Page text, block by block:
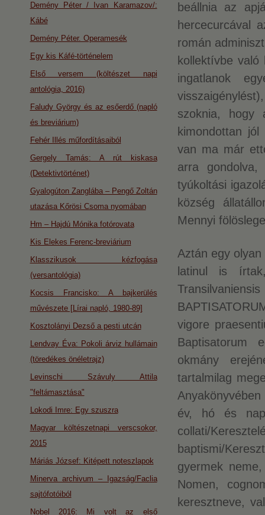
beállnia az
hercecurcával
román
kollektívbe
ingatlanok
szoknia, hogy
kimondottan
van ma már
arra
tyúkoltási
község
Mennyi
Aztán egy
latinul is
vigore
Baptisatorum
okmány
tartalmilag
év, hó és
collati/
baptismi/
gyermek
Nomen,
keresztneve,
Demény Péter / Ivan Karamazov/:
Kábé
Demény Péter. Operamesék
Egy kis Káfé-történelem
Első versem (költészet napi
antológia, 2016)
Faludy György és az esőerdő (napló
és breviárium)
Fehér Illés műfordításaiból
Gergely Tamás: A rút kiskasa
(Detektivtörténet)
Gyalogúton Zanglába – Pengő Zoltán
utazása Kőrösi Csoma nyomában
Hm – Hajdú Mónika fotórovata
Kis Elekes Ferenc-breviárium
Klasszikusok kézfogása
(versantológia)
Kocsis Francisko: A bajkerülés
művészete [Lírai napló, 1980-89]
Kosztolányi Dezső a pesti utcán
Lendvay Éva: Pokoli árviz hullámain
(töredékes önéletrajz)
Levinschi Szávuly Attila
"feltámasztása"
Lokodi Imre: Egy szuszra
Magyar költészetnapi verscsokor,
2015
Máriás József: Kitépett noteszlapok
Minerva archivum – Igazság/Faclia
sajtófotóiból
Nobel 2016: Mi volt az első